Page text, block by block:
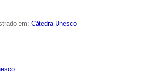
em:Cátedra Unesco